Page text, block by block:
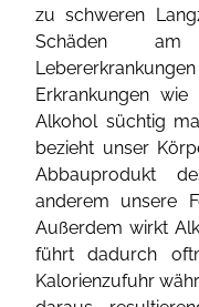
zu schweren
Schäden am
Erkrankungen wie
Alkohol süchtig
bezieht unser
Abbauprodukt
anderem unsere
Außerdem wirkt
führt dadurch
Kalorienzufuhr